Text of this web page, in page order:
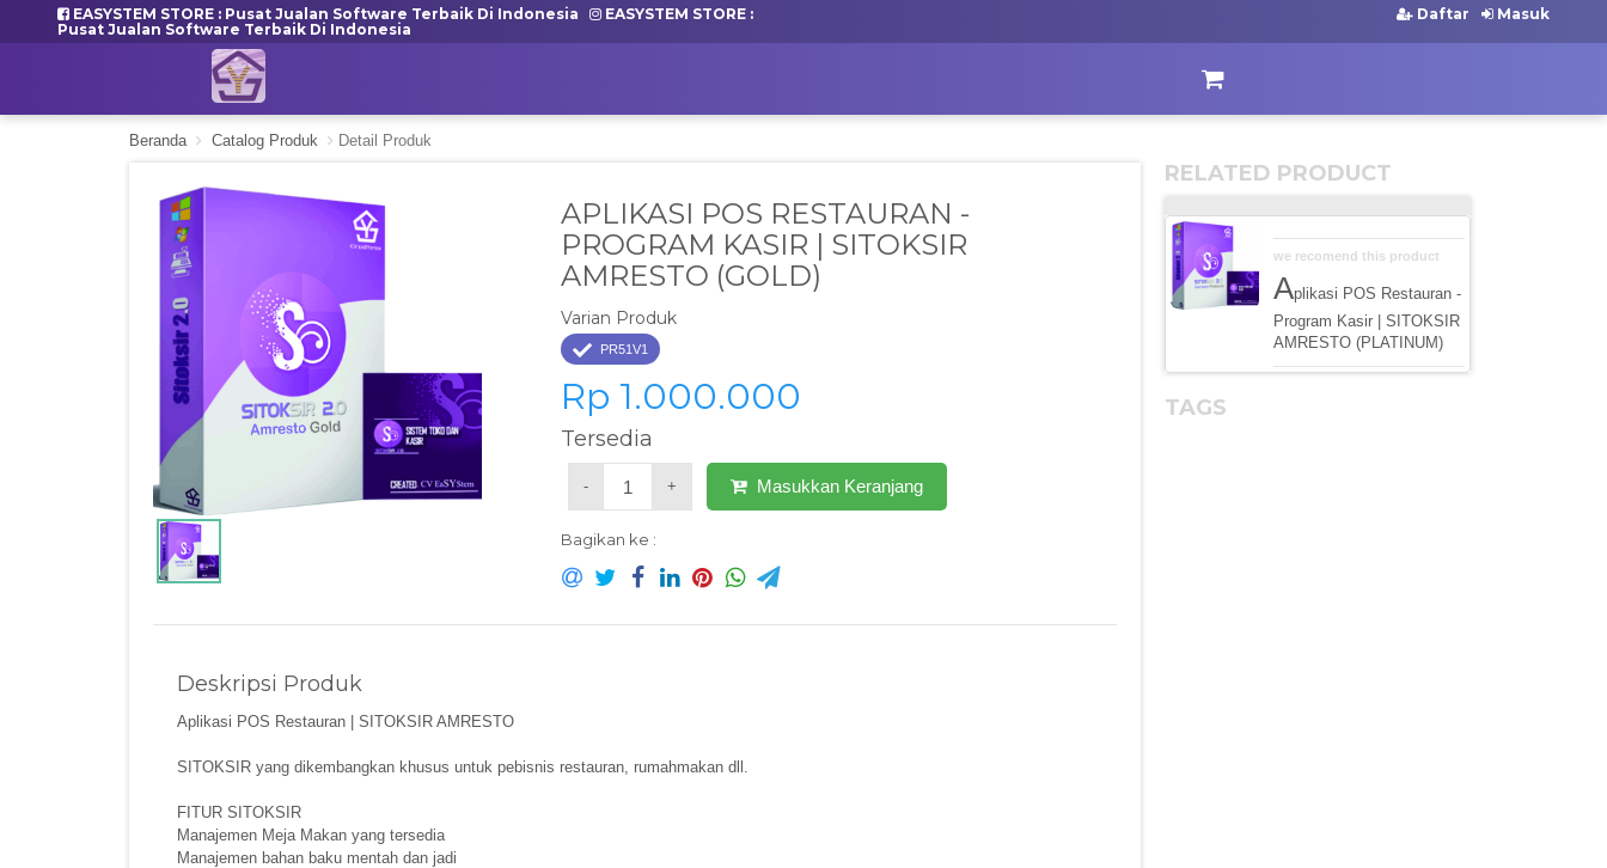
EASYSTEM STORE : Pusat Jualan Software Terbaik Di Indonesia
EASYSTEM STORE :
Pusat Jualan Software Terbaik Di Indonesia
Daftar Masuk
Beranda Catalog Produk Detail Produk
APLIKASI POS RESTAURAN -
PROGRAM KASIR | SITOKSIR
AMRESTO (GOLD)
Varian Produk
PR51V1
Rp 1.000.000
Tersedia
- + Masukkan Keranjang
Bagikan ke :
Deskripsi Produk
Aplikasi POS Restauran | SITOKSIR AMRESTO
SITOKSIR yang dikembangkan khusus untuk pebisnis restauran, rumahmakan dll.
FITUR SITOKSIR
Manajemen Meja Makan yang tersedia
Manajemen bahan baku mentah dan jadi
RELATED PRODUCT
we recomend this product
Aplikasi POS Restauran -
Program Kasir | SITOKSIR
AMRESTO (PLATINUM)
TAGS